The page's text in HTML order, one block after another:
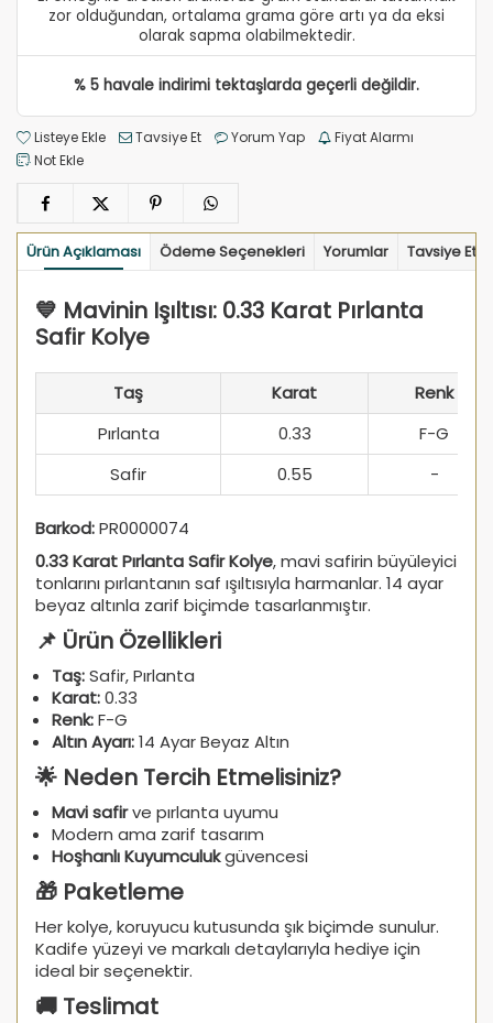
zor olduğundan, ortalama grama göre artı ya da eksi
olarak sapma olabilmektedir.
% 5 havale indirimi tektaşlarda geçerli değildir.
Listeye Ekle Tavsiye Et Yorum Yap
Fiyat Alarmı
Not Ekle
Ürün Açıklaması Ödeme Seçenekleri Yorumlar Tavsiye Et
💙 Mavinin Işıltısı: 0.33 Karat Pırlanta
Safir Kolye
Taş Karat
Renk
Pırlanta
0.33
F-G
Safir
0.55 -
Barkod:PR0000074
0.33 Karat Pırlanta Safir Kolye, mavi safirin büyüleyici
tonlarını pırlantanın saf ışıltısıyla harmanlar. 14 ayar
beyaz altınla zarif biçimde tasarlanmıştır.
📌 Ürün Özellikleri
Taş:Safir, Pırlanta
Karat:0.33
Renk:F-G
Altın Ayarı:14 Ayar Beyaz Altın
🌟 Neden Tercih Etmelisiniz?
Mavi safirve pırlanta uyumu
Modern ama zarif tasarım
Hoşhanlı Kuyumculukgüvencesi
🎁 Paketleme
Her kolye, koruyucu kutusunda şık biçimde sunulur.
Kadife yüzeyi ve markalı detaylarıyla hediye için
ideal bir seçenektir.
🚚 Teslimat